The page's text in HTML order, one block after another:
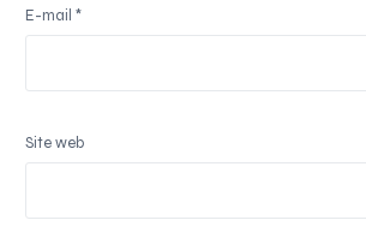
E-mail*
Site web